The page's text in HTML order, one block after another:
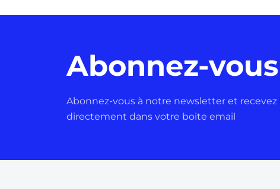
Abonnez-vous
Abonnez-vous à notre newsletter et
directement dans votre boite email